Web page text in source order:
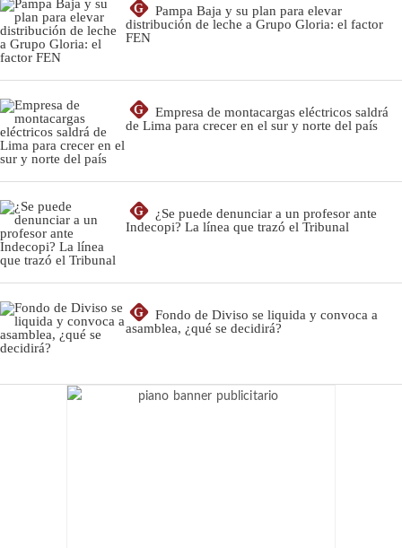
G
Pampa Baja y su plan para elevar
distribución de leche a Grupo Gloria: el factor
FEN
G
Empresa de montacargas eléctricos saldrá
de Lima para crecer en el sur y norte del país
G
¿Se puede denunciar a un profesor ante
Indecopi? La línea que trazó el Tribunal
G
Fondo de Diviso se liquida y convoca a
asamblea, ¿qué se decidirá?